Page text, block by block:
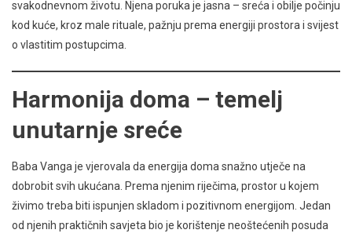
svakodnevnom životu. Njena poruka je jasna – sreća i obilje počinju
kod kuće, kroz male rituale, pažnju prema energiji prostora i svijest
o vlastitim postupcima.
Harmonija doma – temelj
unutarnje sreće
Baba Vanga je vjerovala da energija doma snažno utječe na
dobrobit svih ukućana. Prema njenim riječima, prostor u kojem
živimo treba biti ispunjen skladom i pozitivnom energijom. Jedan
od njenih praktičnih savjeta bio je korištenje neoštećenih posuda